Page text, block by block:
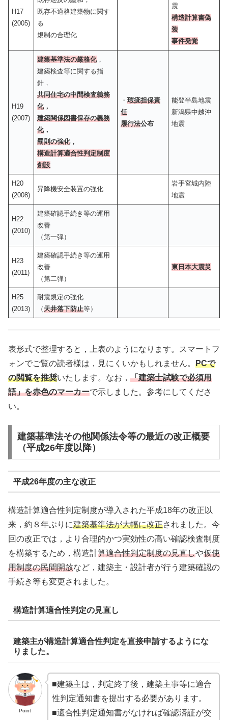
H17
(2005)
既存不適格建築物に関す
る
規制の合理化
震
構造計算書偽
装
事件発覚
H19
(2007)
建築基準法の厳格化，
建築検査等に関する指
針，
共同住宅の中間検査義務
化，
建築関係図書保存の義務
化，
罰則の強化，
構造計算適合性判定制度
創設
・瑕疵担保責
任
履行法公布
能登半島地震
新潟県中越沖
地震
H20
(2008)
昇降機安全装置の強化
岩手宮城内陸
地震
H22
(2010)
建築確認手続き等の運用
改善
（第一弾）
H23
(2011)
建築確認手続き等の運用
改善
（第二弾）
東日本大震災
H25
(2013)
耐震規定の強化
（天井落下防止等）
表形式で整理すると，上表のようになります。スマートフ
ォンでご覧の読者様は，見にくいかもしれません。 PCで
の閲覧を推奨いたします。なお， 「建築士試験で必須用
語」を赤色のマーカーで示しました。参考にしてくださ
い。
建築基準法その他関係法令等の最近の改正概要
（平成26年度以降）
平成26年度の主な改正
構造計算適合性判定制度が導入された平成18年の改正以
来，約８年ぶりに建築基準法が大幅に改正されました。今
回の改正では，より合理的かつ実効性の高い確認検査制度
を構築するため，構造計算適合性判定制度の見直しや仮使
用制度の民間開放など，建築主・設計者が行う建築確認の
手続き等も変更されました。
構造計算適合性判定の見直し
建築主が構造計算適合性判定を直接申請するようにな
りました。
Point
■建築主は，判定終了後，建築主事等に適合
性判定通知書を提出する必要があります。
■適合性判定通知書がなければ確認済証が交